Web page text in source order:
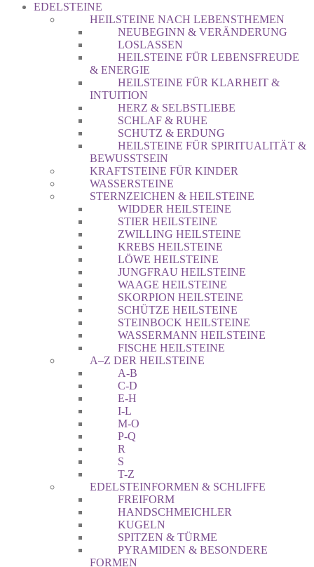
EDELSTEINE
HEILSTEINE NACH LEBENSTHEMEN
NEUBEGINN & VERÄNDERUNG
LOSLASSEN
HEILSTEINE FÜR LEBENSFREUDE
& ENERGIE
HEILSTEINE FÜR KLARHEIT &
INTUITION
HERZ & SELBSTLIEBE
SCHLAF & RUHE
SCHUTZ & ERDUNG
HEILSTEINE FÜR SPIRITUALITÄT &
BEWUSSTSEIN
KRAFTSTEINE FÜR KINDER
WASSERSTEINE
STERNZEICHEN & HEILSTEINE
WIDDER HEILSTEINE
STIER HEILSTEINE
ZWILLING HEILSTEINE
KREBS HEILSTEINE
LÖWE HEILSTEINE
JUNGFRAU HEILSTEINE
WAAGE HEILSTEINE
SKORPION HEILSTEINE
SCHÜTZE HEILSTEINE
STEINBOCK HEILSTEINE
WASSERMANN HEILSTEINE
FISCHE HEILSTEINE
A–Z DER HEILSTEINE
A-B
C-D
E-H
I-L
M-O
P-Q
R
S
T-Z
EDELSTEINFORMEN & SCHLIFFE
FREIFORM
HANDSCHMEICHLER
KUGELN
SPITZEN & TÜRME
PYRAMIDEN & BESONDERE
FORMEN